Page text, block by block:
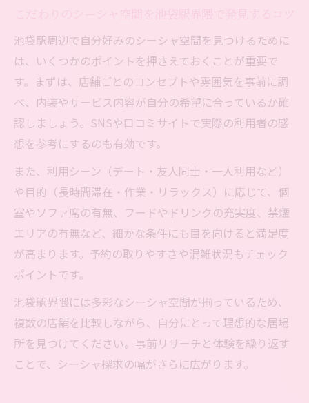
池袋駅周辺で自分好みのシーシャ空間を見つけるために
は、いくつかのポイントを押さえておくことが重要で
す。まずは、店舗ごとのコンセプトや雰囲気を事前に調
べ、内装やサービス内容が自分の希望に合っているか確
認しましょう。SNSや口コミサイトで実際の利用者の感
想を参考にするのも有効です。
また、利用シーン（デート・友人同士・一人利用など）
や目的（長時間滞在・作業・リラックス）に応じて、個
室やソファ席の有無、フードやドリンクの充実度、禁煙
エリアの有無など、細かな条件にも目を向けると満足度
が高まります。予約の取りやすさや混雑状況もチェック
ポイントです。
池袋駅界隈には多彩なシーシャ空間が揃っているため、
複数の店舗を比較しながら、自分にとって理想的な居場
所を見つけてください。事前リサーチと体験を繰り返す
ことで、シーシャ探求の幅がさらに広がります。